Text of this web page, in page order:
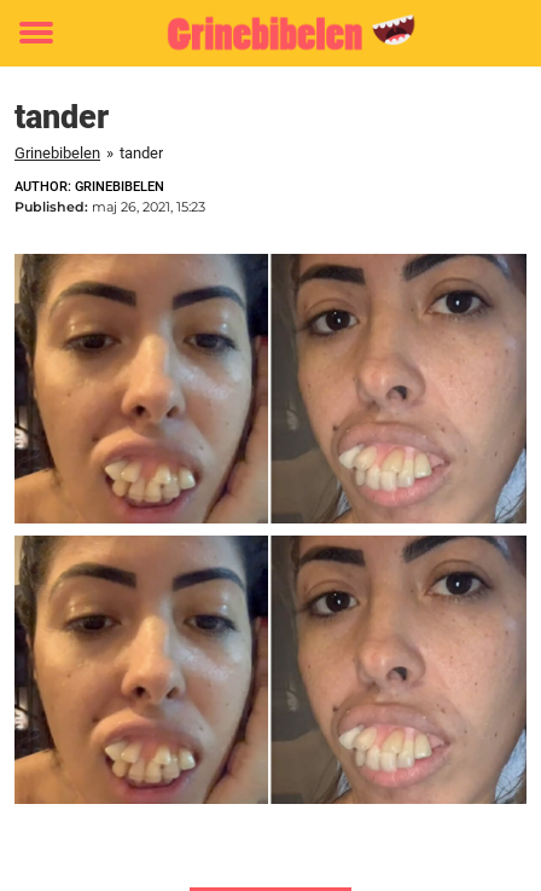
Toggle
tander
Grinebibelen » tander
AUTHOR: GRINEBIBELEN
Published: maj 26, 2021, 15:23